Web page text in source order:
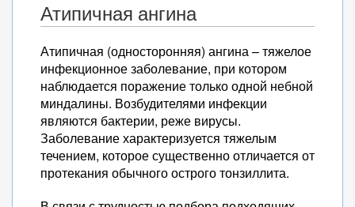
Атипичная ангина
Атипичная (односторонняя) ангина – тяжелое
инфекционное заболевание, при котором
наблюдается поражение только одной небной
миндалины. Возбудителями инфекции
являются бактерии, реже вирусы.
Заболевание характеризуется тяжелым
течением, которое существенно отличается от
протекания обычного острого тонзиллита.